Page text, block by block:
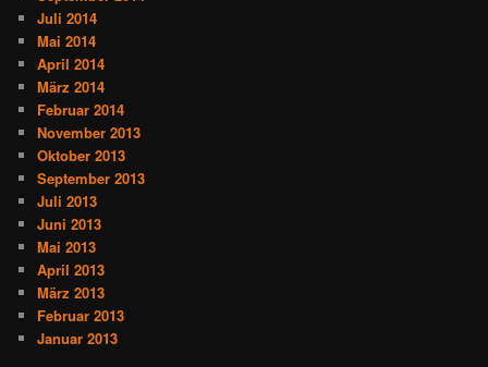
Juli 2014
Mai 2014
April 2014
März 2014
Februar 2014
November 2013
Oktober 2013
September 2013
Juli 2013
Juni 2013
Mai 2013
April 2013
März 2013
Februar 2013
Januar 2013